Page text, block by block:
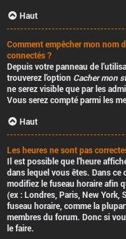
Haut
Comment empêcher mon nom
connectés ?
Depuis votre panneau de
trouverez l’option Cacher mon
ne serez visible que par les
Vous serez compté parmi les
Haut
Les heures ne sont pas
Il est possible que l’heure
dans lequel vous êtes. Dans ce
modifiez le fuseau horaire afin
(ex : Londres, Paris, New
fuseau horaire, comme la
membres du forum. Donc si
le faire.